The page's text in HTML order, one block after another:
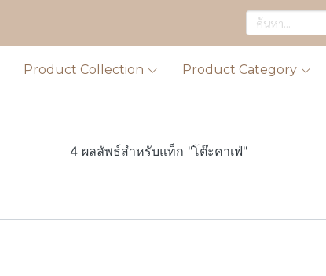
Product Collection Product Category
4 ผลลัพธ์สำหรับแท็ก "โต๊ะคาเฟ่"